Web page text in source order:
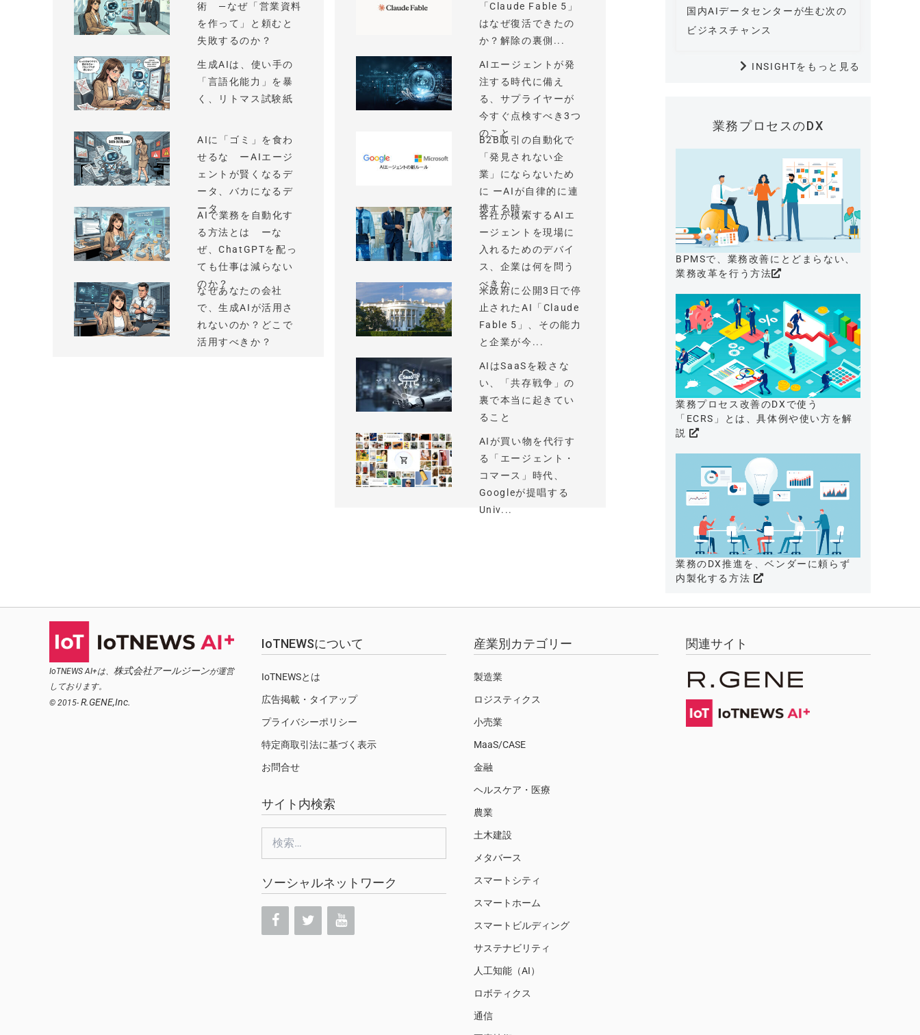
術 —なぜ「営業資料
を作って」と頼むと
失敗するのか？
生成AIは、使い手の
「言語化能力」を暴
く、リトマス試験紙
AIに「ゴミ」を食わ
せるな ーAIエージ
ェントが賢くなるデ
ータ、バカになるデ
ータ
AIで業務を自動化す
る方法とは ーな
ぜ、ChatGPTを配っ
ても仕事は減らない
のか？
なぜあなたの会社
で、生成AIが活用さ
れないのか？どこで
活用すべきか？
「Claude Fable 5」
はなぜ復活できたの
か？解除の裏側...
AIエージェントが発
注する時代に備え
る、サプライヤーが
今すぐ点検すべき3つ
のこと
B2B取引の自動化で
「発見されない企
業」にならないため
に ーAIが自律的に連
携する時...
各社が模索するAIエ
ージェントを現場に
入れるためのデバイ
ス、企業は何を問う
べきか
米政府に公開3日で停
止されたAI「Claude
Fable 5」、その能力
と企業が今...
AIはSaaSを殺さな
い、「共存戦争」の
裏で本当に起きてい
ること
AIが買い物を代行す
る「エージェント・
コマース」時代、
Googleが提唱する
Univ...
国内AIデータセンターが生む次の
ビジネスチャンス
INSIGHTをもっと見る
業務プロセスのDX
BPMSで、業務改善にとどまらない、
業務改革を行う方法
業務プロセス改善のDXで使う
「ECRS」とは、具体例や使い方を解
説
業務のDX推進を、ベンダーに頼らず
内製化する方法
IoTNEWS AI+は、 株式会社アールジーンが運営
しております。
© 2015- R.GENE,Inc.
IoTNEWSについて
IoTNEWSとは
広告掲載・タイアップ
プライバシーポリシー
特定商取引法に基づく表示
お問合せ
サイト内検索
索:
ソーシャルネットワーク
産業別カテゴリー
製造業
ロジスティクス
小売業
MaaS/CASE
金融
ヘルスケア・医療
農業
土木建設
メタバース
スマートシティ
スマートホーム
スマートビルディング
サステナビリティ
人工知能（AI）
ロボティクス
通信
関連サイト